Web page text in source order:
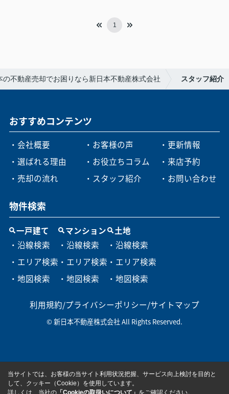
1
の不動産売却でお困りなら新日本不動産株式会社 スタッフ紹介
おすすめコンテンツ
・会社概要
・選ばれる理由
・売却の流れ
・お客様の声
・お役立ちコラム
・スタッフ紹介
・更新情報
・来店予約
・お問い合わせ
物件検索
一戸建て
・沿線検索
・エリア検索
・地図検索
マンション
・沿線検索
・エリア検索
・地図検索
土地
・沿線検索
・エリア検索
・地図検索
利用規約/プライバシーポリシー/サイトマップ
© 新日本不動産株式会社 All Rights Reserved.
当サイトでは、お客様の当サイト利用状況把握、サービス向上検討を目的と
して、クッキー（Cookie）を使用しています。
詳しくは、当社の 「Cookieの取扱いについて」 をご確認ください。